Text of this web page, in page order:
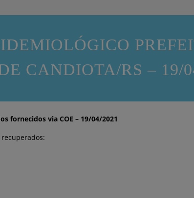
CANDIOTA/RS – 19/
fornecidos via COE – 19/04/2021
recuperados: